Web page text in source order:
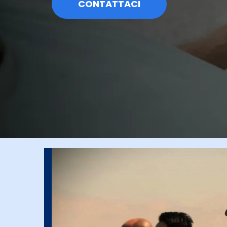
CONTATTACI